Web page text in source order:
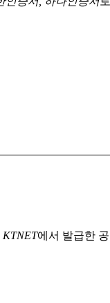
에서 발급한